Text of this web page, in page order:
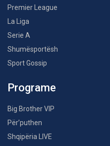
Premier League
La Liga
Serie A
Shumësportësh
Sport Gossip
Programe
Big Brother VIP
Për’puthen
Shqipëria LIVE